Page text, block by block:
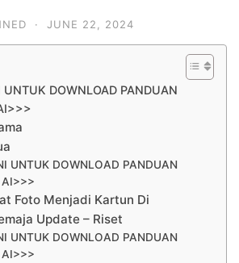
· JUNE 22, 2024
UNTUK DOWNLOAD PANDUAN
UNTUK DOWNLOAD PANDUAN
AI>>>
Foto Menjadi Kartun Di
Update – Riset
UNTUK DOWNLOAD PANDUAN
AI>>>